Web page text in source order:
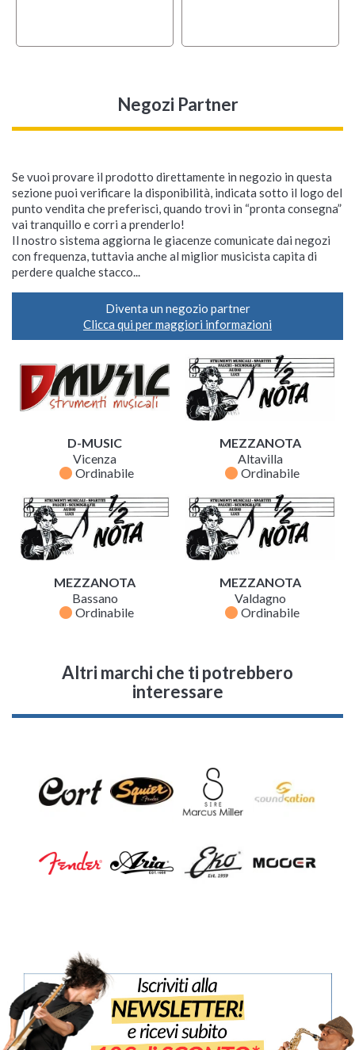
Negozi Partner
Se vuoi provare il prodotto direttamente in negozio in questa
sezione puoi verificare la disponibilità, indicata sotto il logo del
punto vendita che preferisci, quando trovi in “pronta consegna”
vai tranquillo e corri a prenderlo!
Il nostro sistema aggiorna le giacenze comunicate dai negozi
con frequenza, tuttavia anche al miglior musicista capita di
perdere qualche stacco...
Diventa un negozio partner
Clicca qui per maggiori informazioni
D-MUSIC
Vicenza
fiber_manual_record Ordinabile
MEZZANOTA
Altavilla
fiber_manual_record Ordinabile
MEZZANOTA
Bassano
fiber_manual_record Ordinabile
MEZZANOTA
Valdagno
fiber_manual_record Ordinabile
Altri marchi che ti potrebbero
interessare